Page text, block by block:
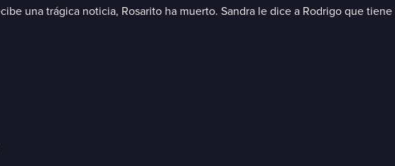
una trágica noticia, Rosarito ha muerto. Sandra le dice a Rodrigo que